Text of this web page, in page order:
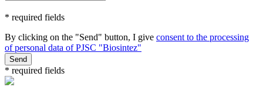
* required fields
By clicking on the "Send" button, I give consent to the processing
of personal data of PJSC "Biosintez"
Send
* required fields